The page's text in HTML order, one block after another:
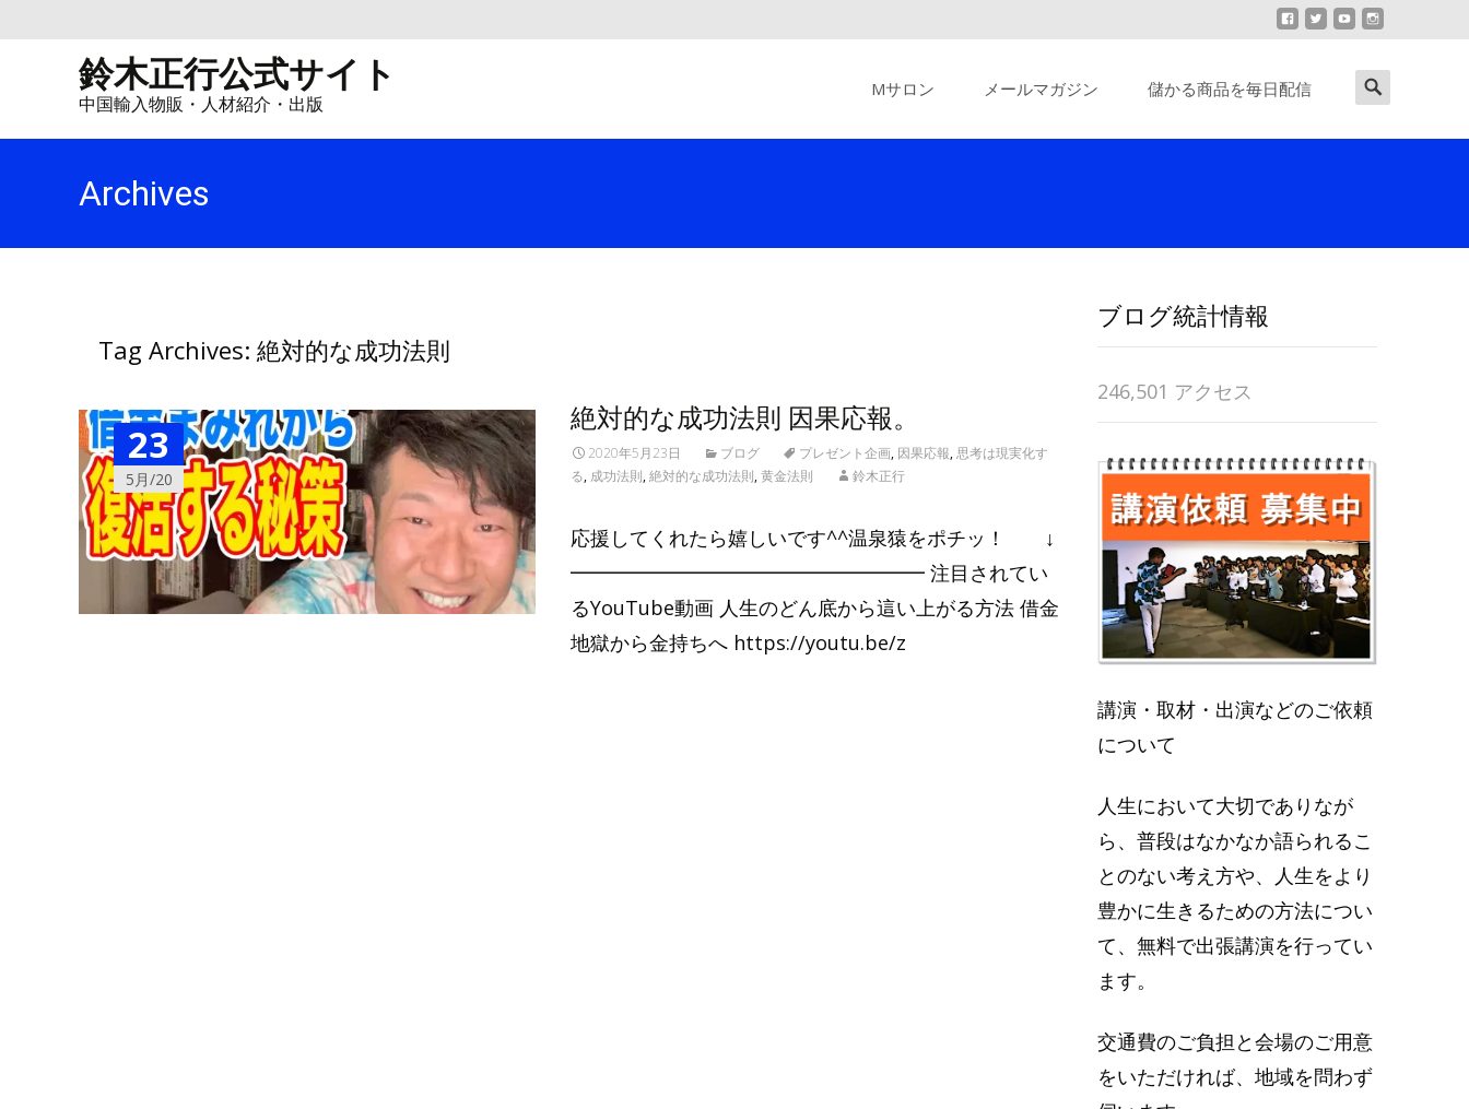
鈴木正行公式サイト
中国輸入物販・人材紹介・出版
Mサロン メールマガジン 儲かる商品を毎日配信
Search
Archives
Tag Archives: 絶対的な成功法則
23
5月/20
絶対的な成功法則 因果応報。
2020年5月23日 ブログ プレゼント企画, 因果応報,思考は現実化す
る, 成功法則,絶対的な成功法則,黄金法則 鈴木正行
応援してくれたら嬉しいです^^温泉猿をポチッ！ ↓
━━━━━━━━━━━━━━━━━━ 注目されてい
るYouTube動画 人生のどん底から這い上がる方法 借金
地獄から金持ちへ https://youtu.be/z
ブログ統計情報
246,501 アクセス
講演・取材・出演などのご依頼
について
人生において大切でありなが
ら、普段はなかなか語られるこ
とのない考え方や、人生をより
豊かに生きるための方法につい
て、無料で出張講演を行ってい
ます。
交通費のご負担と会場のご用意
をいただければ、地域を問わず